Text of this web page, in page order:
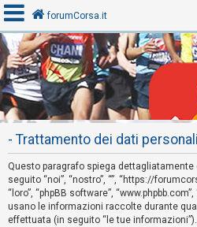
A
r
g
o
m
e
n
t
forumCorsa.it
- Trattamento dei dati personali
Questo paragrafo spiega dettagliatamente
seguito “noi”, “nostro”, “”, “https://
“loro”, “phpBB software”,
usano le informazioni raccolte durante
effettuata (in seguito “le tue informazioni”).